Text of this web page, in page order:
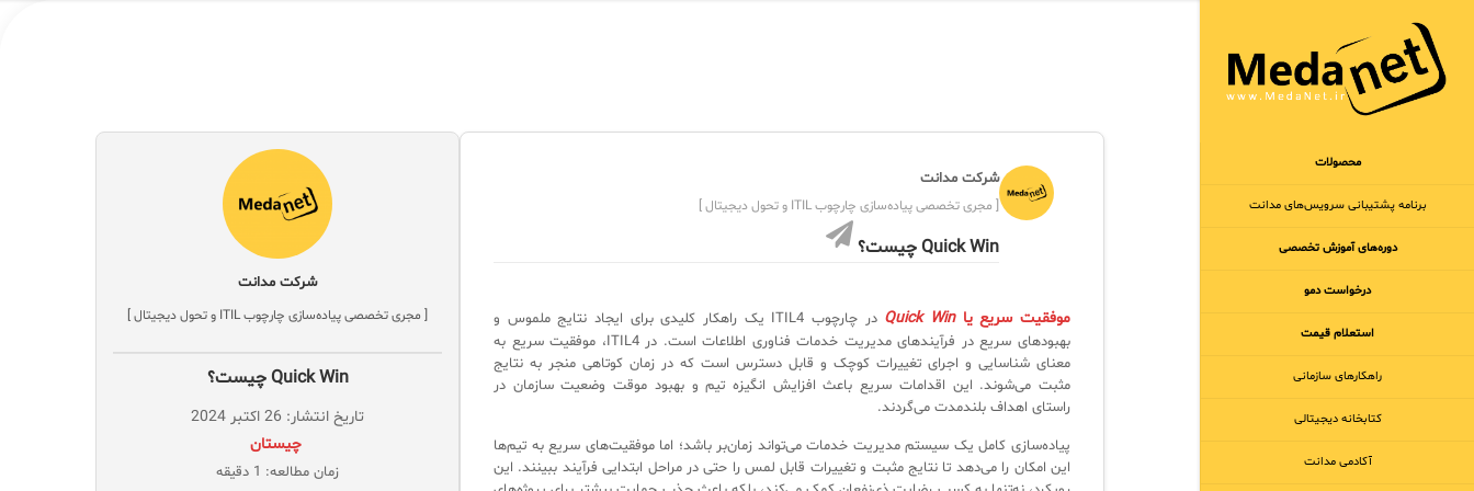
محصولات
برنامه‌ پشتیبانی سرویس‌های مدانت
دوره‌های آموزش تخصصی
درخواست دمو
استعلام قیمت
راهکارهای سازمانی
کتابخانه دیجیتالی
آکادمی مدانت
شرکت مدانت
[ مجری تخصصی پیاده‌سازی چارچوب ITIL و تحول دیجیتال ]
Quick Win چیست؟
موفقیت سریع یاQuick Win
در چارچوب ITIL4 یک راهکار کلیدی برای ایجاد نتایج ملموس و
بهبودهای سریع در فرآیندهای مدیریت خدمات فناوری اطلاعات است. در ITIL4، موفقیت سریع به
معنای شناسایی و اجرای تغییرات کوچک و قابل دسترس است که در زمان کوتاهی منجر به نتایج
مثبت می‌شوند. این اقدامات سریع باعث افزایش انگیزه تیم و بهبود موقت وضعیت سازمان در
راستای اهداف بلندمدت می‌گردند.
پیاده‌سازی کامل یک سیستم مدیریت خدمات می‌تواند زمان‌بر باشد؛ اما موفقیت‌های سریع به تیم‌ها
این امکان را می‌دهد تا نتایج مثبت و تغییرات قابل لمس را حتی در مراحل ابتدایی فرآیند ببینند. این
شرکت مدانت
[ مجری تخصصی پیاده‌سازی چارچوب ITIL و تحول دیجیتال ]
Quick Win چیست؟
تاریخ انتشار: 26 اکتبر 2024
‌ چیستان
زمان مطالعه: 1 دقیقه